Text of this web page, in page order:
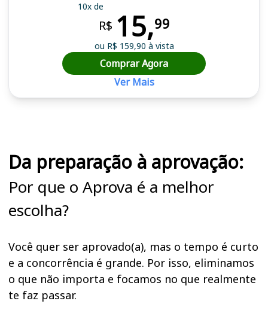
10x de
R$ 15,99
ou R$ 159,90 à vista
Comprar Agora
Ver Mais
Da preparação à aprovação:
Por que o Aprova é a melhor
escolha?
Você quer ser aprovado(a), mas o tempo é curto
e a concorrência é grande. Por isso, eliminamos
o que não importa e focamos no que realmente
te faz passar.